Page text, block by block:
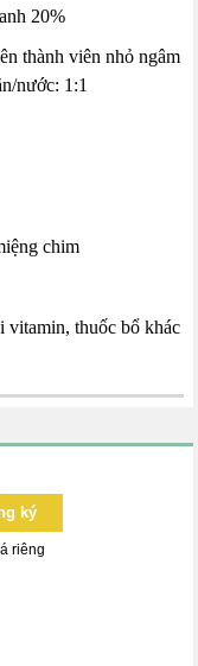
20%
thành viên nhỏ ngâm
nước: 1:1
chim
vitamin, thuốc bổ khác
ký
riêng